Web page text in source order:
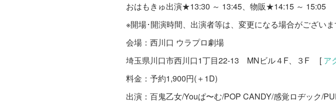
おはもきゅ出演★13:30 ～ 13:45、物販★14:15 ～ 15:05
※開場･開演時間、出演者等は、変更になる場合がございま
会場：西川口 ウラプロ劇場
埼玉県川口市西川口1丁目22-13 MNビル４F、３F [ ア
料金：予約1,900円(＋1D)
出演：百鬼乙女/Youぱ〜む/POP CANDY/感覚ロヂック/